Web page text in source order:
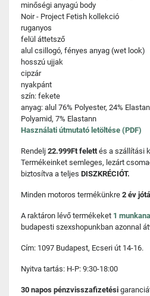
minőségi anyagú body
Noir - Project Fetish kollekció
ruganyos
felül áttetsző
alul csillogó, fényes anyag (wet look)
hosszú ujjak
cipzár
nyakpánt
szín: fekete
anyag: alul 76% Polyester, 24%
Polyamid, 7% Elastann
Használati útmutató letöltése (PDF)
Rendelj 22.999Ft felettés a szállítási
Termékeinket semleges, lezárt
biztosítva a teljes DISZKRÉCIÓT.
Minden motoros termékünkre 2 év
A raktáron lévő termékeket 1
budapesti szexshopunkban azonnal
Cím: 1097 Budapest, Ecseri út 14-16.
Nyitva tartás: H-P: 9:30-18:00
30 napos pénzvisszafizetési